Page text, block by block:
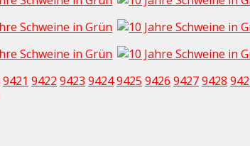
9421 9422 9423 94249425 9426 94279428